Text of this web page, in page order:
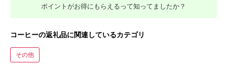
ポイントがお得にもらえるって知ってましたか？
コーヒーの返礼品に関連しているカテゴリ
その他